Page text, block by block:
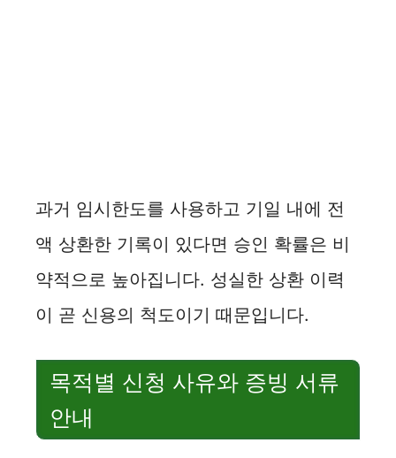
과거 임시한도를 사용하고 기일 내에 전
액 상환한 기록이 있다면 승인 확률은 비
약적으로 높아집니다. 성실한 상환 이력
이 곧 신용의 척도이기 때문입니다.
목적별 신청 사유와 증빙 서류
안내